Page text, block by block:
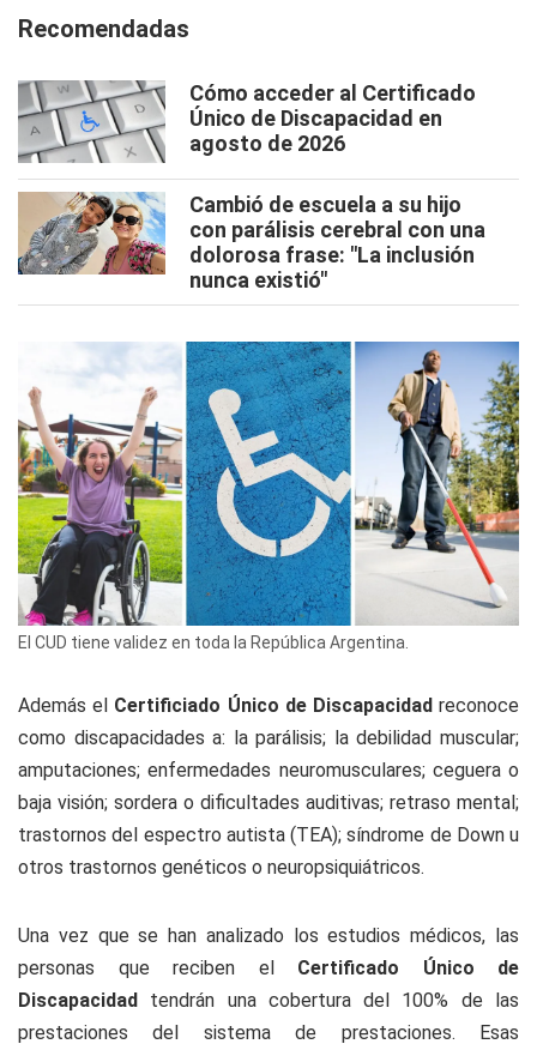
Recomendadas
Cómo acceder al Certificado
Único de Discapacidad en
agosto de 2026
Cambió de escuela a su hijo
con parálisis cerebral con una
dolorosa frase: "La inclusión
nunca existió"
El CUD tiene validez en toda la República Argentina.
Además el Certificiado Único de Discapacidadreconoce
como discapacidades a: la parálisis; la debilidad muscular;
amputaciones; enfermedades neuromusculares; ceguera o
baja visión; sordera o dificultades auditivas; retraso mental;
trastornos del espectro autista (TEA); síndrome de Down u
otros trastornos genéticos o neuropsiquiátricos.
Una vez que se han analizado los estudios médicos, las
personas que reciben el Certificado Único de
Discapacidad tendrán una cobertura del 100% de las
prestaciones del sistema de prestaciones. Esas